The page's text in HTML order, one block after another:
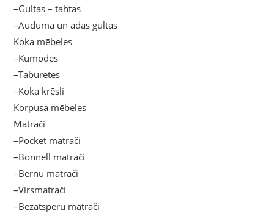
–Gultas – tahtas
–Auduma un ādas gultas
Koka mēbeles
–Kumodes
–Taburetes
–Koka krēsli
Korpusa mēbeles
Matrači
–Pocket matrači
–Bonnell matrači
–Bērnu matrači
–Virsmatrači
–Bezatsperu matrači